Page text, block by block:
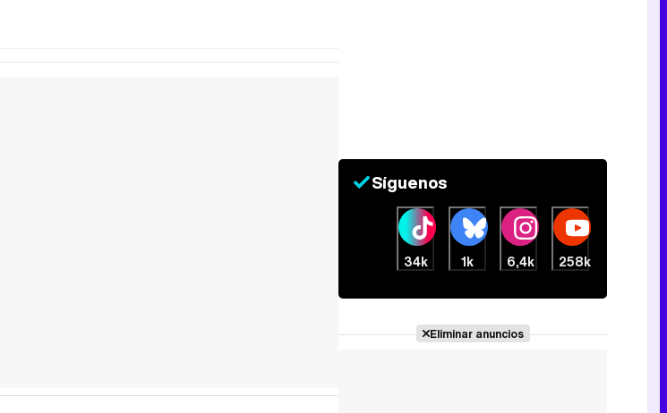
Síguenos
34k 1k 6,4k 258k
Eliminar anuncios